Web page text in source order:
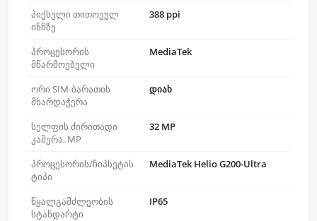
პიქსელი თითოეულ
ინჩზე
388 ppi
პროცესორის
მწარმოებელი
MediaTek
ორი SIM-ბარათის
მხარდაჭერა
დიახ
სელფის ძირითადი
კამერა, MP
32 MP
პროცესორის/ჩიპსეტის
ტიპი
MediaTek Helio G200-Ultra
წყალგამძლეობის
სტანდარტი
IP65